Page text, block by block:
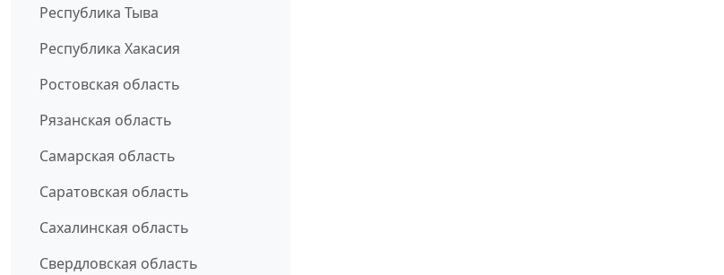
Республика Тыва
Республика Хакасия
Ростовская область
Рязанская область
Самарская область
Саратовская область
Сахалинская область
Свердловская область